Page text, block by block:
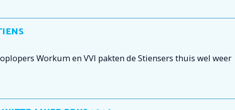
Workum en VVI pakten de Stiensers thuis wel weer